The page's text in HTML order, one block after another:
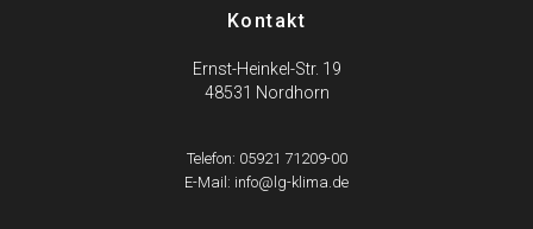
Kontakt
Ernst-Heinkel-Str. 19
48531 Nordhorn
Telefon: 05921 71209-00
E-Mail: info@lg-klima.de